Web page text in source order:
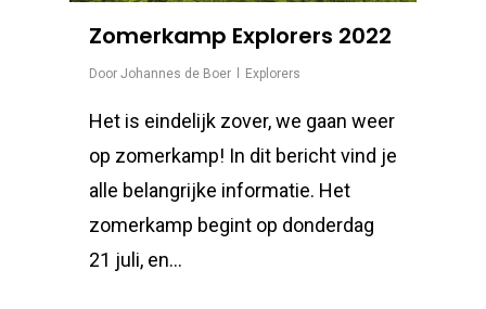
Zomerkamp Explorers 2022
Door Johannes de Boer Explorers
Het is eindelijk zover, we gaan weer
op zomerkamp! In dit bericht vind je
alle belangrijke informatie. Het
zomerkamp begint op donderdag
21 juli, en...